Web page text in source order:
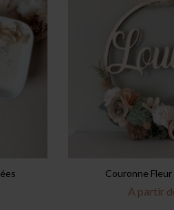
Couronne Fleur
A partir